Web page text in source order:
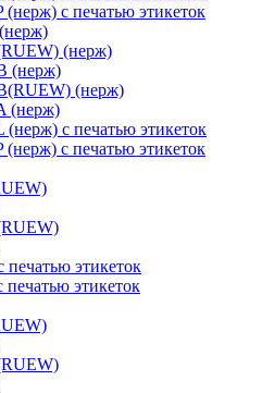
с печатью этикеток
(нерж)
(нерж)
(нерж)
(нерж)
с печатью этикеток
с печатью этикеток
этикеток
этикеток